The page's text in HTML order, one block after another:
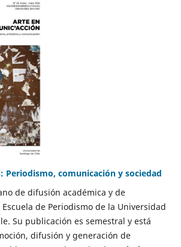
Periodismo, comunicación y sociedad
de difusión académica y de
de Periodismo de la Universidad
Su publicación es semestral y está
difusión y generación de